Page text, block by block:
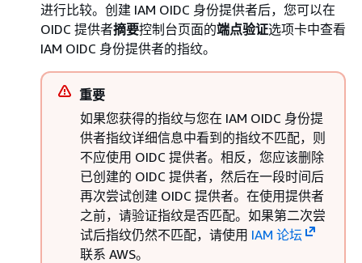
进行比较。创建 IAM OIDC 身份提供者后，您可以在
OIDC 提供者摘要控制台页面的端点验证选项卡中查看
IAM OIDC 身份提供者的指纹。
重要
如果您获得的指纹与您在 IAM OIDC 身份提
供者指纹详细信息中看到的指纹不匹配，则
不应使用 OIDC 提供者。相反，您应该删除
已创建的 OIDC 提供者，然后在一段时间后
再次尝试创建 OIDC 提供者。在使用提供者
之前，请验证指纹是否匹配。如果第二次尝
试后指纹仍然不匹配，请使用 IAM 论坛
联系 AWS。